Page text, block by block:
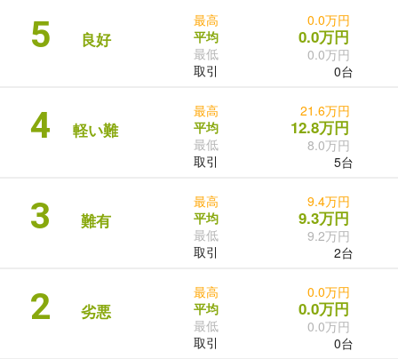
5 良好
最高
平均
最低
取引
0.0万円
0.0万円
0.0万円
0台
4 軽い難
最高
平均
最低
取引
21.6万円
12.8万円
8.0万円
5台
3 難有
最高
平均
最低
取引
9.4万円
9.3万円
9.2万円
2台
2 劣悪
最高
平均
最低
取引
0.0万円
0.0万円
0.0万円
0台